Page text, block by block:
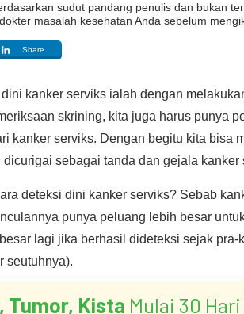
sudut pandang penulis dan bukan
masalah kesehatan Anda sebelum
Share
kanker serviks ialah dengan
skrining, kita juga harus punya
kanker serviks. Dengan begitu kita bisa
sebagai tanda dan gejala kanker
deteksi dini kanker serviks? Sebab
punya peluang lebih besar
lagi jika berhasil dideteksi sejak pra-
seutuhnya).
Tumor, Kista Mulai 30